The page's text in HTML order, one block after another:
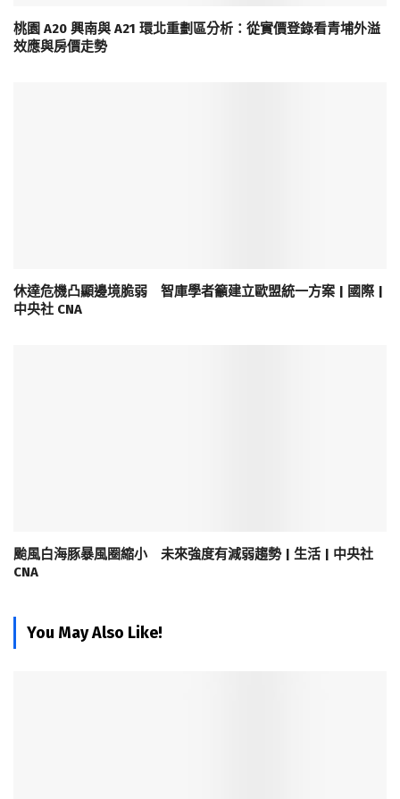
桃園 A20 興南與 A21 環北重劃區分析：從實價登錄看青埔外溢
效應與房價走勢
休達危機凸顯邊境脆弱 智庫學者籲建立歐盟統一方案 | 國際 |
中央社 CNA
颱風白海豚暴風圈縮小 未來強度有減弱趨勢 | 生活 | 中央社
CNA
You May Also Like!